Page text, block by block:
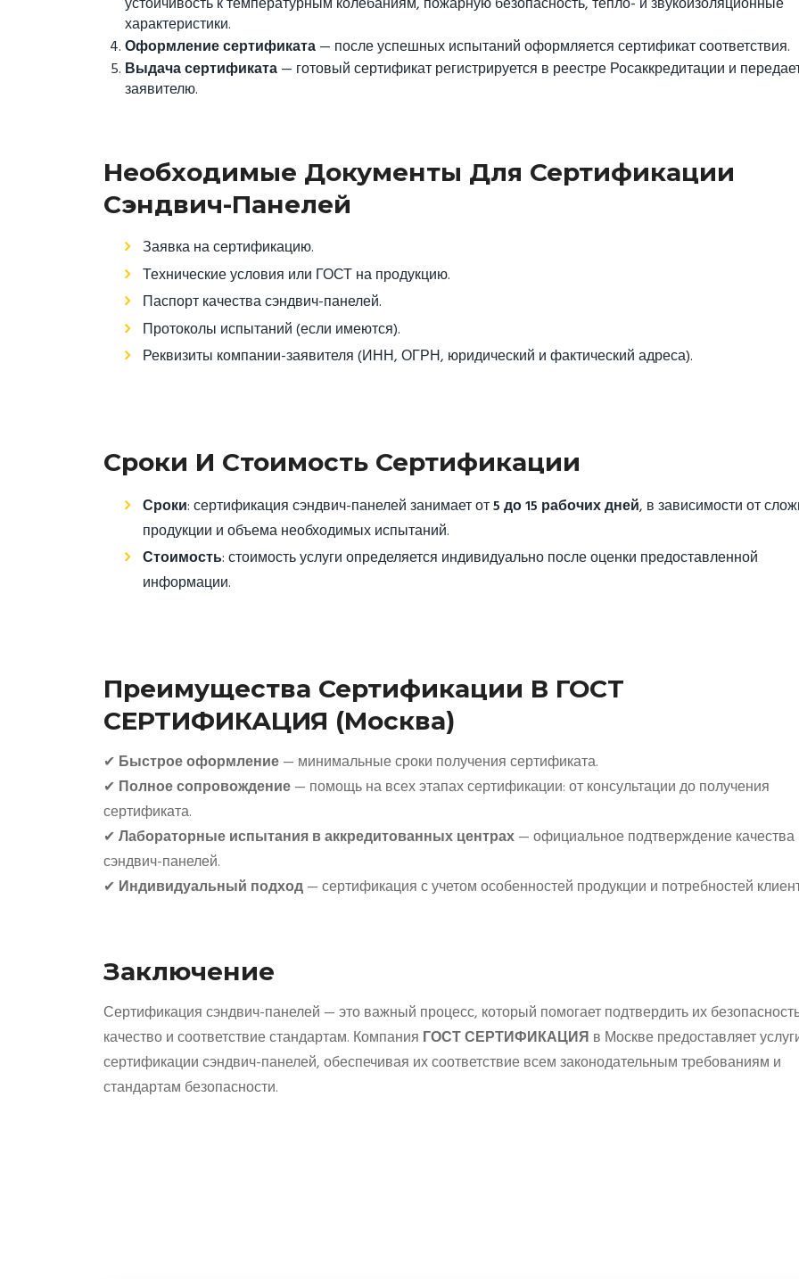
характеристики.
Оформление сертификата— после успешных испытаний оформляется сертификат соответствия.
Выдача сертификата— готовый сертификат регистрируется в реестре Росаккредитации и
заявителю.
Необходимые Документы Для Сертификации
Сэндвич-Панелей
Заявка на сертификацию.
Технические условия или ГОСТ на продукцию.
Паспорт качества сэндвич-панелей.
Протоколы испытаний (если имеются).
Реквизиты компании-заявителя (ИНН, ОГРН, юридический и фактический адреса).
Сроки И Стоимость Сертификации
Сроки: сертификация сэндвич-панелей занимает от5 до 15 рабочих дней, в зависимости от
продукции и объема необходимых испытаний.
Стоимость: стоимость услуги определяется индивидуально после оценки предоставленной
информации.
Преимущества Сертификации В ГОСТ
СЕРТИФИКАЦИЯ (Москва)
✔ Быстрое оформление— минимальные сроки получения сертификата.
✔ Полное сопровождение— помощь на всех этапах сертификации: от консультации до получения
сертификата.
✔Лабораторные испытания в аккредитованных центрах— официальное подтверждение качества
сэндвич-панелей.
✔ Индивидуальный подход— сертификация с учетом особенностей продукции и потребностей
Заключение
Сертификация сэндвич-панелей — это важный процесс, который помогает подтвердить их
качество и соответствие стандартам. Компания ГОСТ СЕРТИФИКАЦИЯ в Москве предоставляет
сертификации сэндвич-панелей, обеспечивая их соответствие всем законодательным требованиям и
стандартам безопасности.